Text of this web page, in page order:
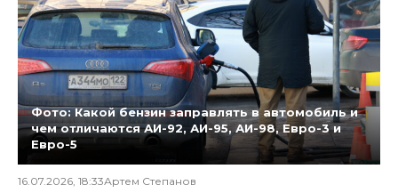
Фото: Какой бензин заправлять в автомобиль и
чем отличаются АИ-92, АИ-95, АИ-98, Евро-3 и
Евро-5
16.07.2026, 18:33Артем Степанов